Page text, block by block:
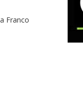
Franco